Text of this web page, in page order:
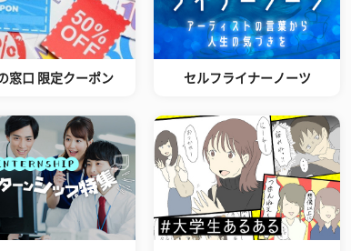
窓口 限定クーポン セルフライナーノーツ